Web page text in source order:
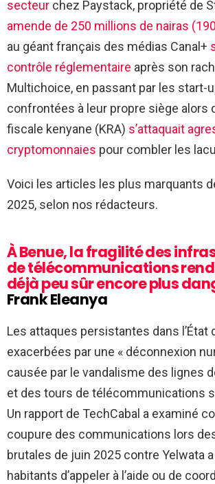
secteur chez Paystack, propriété de
amende de 250 millions de nairas
au géant français des médias Canal+
contrôle réglementaire après son
Multichoice, en passant par les start-
confrontées à leur propre siège alors
fiscale kenyane (KRA) s’attaquait
cryptomonnaies pour combler les
Voici les articles les plus marquants
2025, selon nos rédacteurs.
À Benue, la fragilité des
de télécommunications
déjà peu sûr encore plus
Frank Eleanya
Les attaques persistantes dans l’État
exacerbées par une « déconnexion
causée par le vandalisme des lignes
et des tours de télécommunications
Un rapport de TechCabal a examiné
coupure des communications lors
brutales de juin 2025 contre Yelwata
habitants d’appeler à l’aide ou de